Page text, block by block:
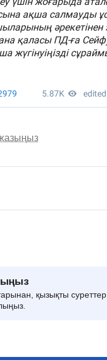
жазыңыз
қызықты суреттер,